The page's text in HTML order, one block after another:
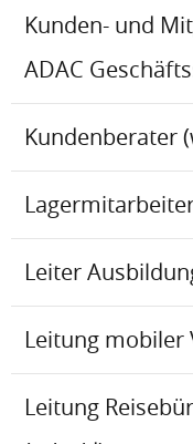
Kunden- und
ADAC
Kundenberater
Leiter
Leitung
Leitung